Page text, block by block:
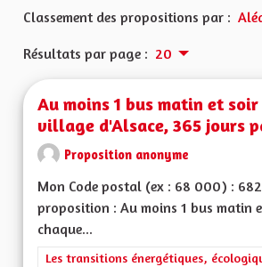
Classement des propositions par :
Résultats par page : 20
Au moins 1 bus matin et
village d'Alsace, 365 jours
Proposition anonyme
Mon Code postal (ex : 68 000) :
proposition : Au moins 1 bus matin
chaque...
Filtrer les résultats de la catégorie :
Les transitions énergétiques,